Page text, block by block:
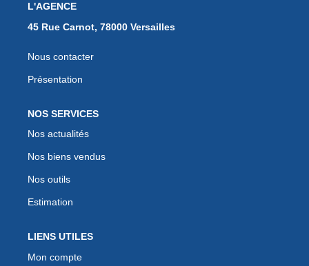
L'AGENCE
45 Rue Carnot, 78000 Versailles
Nous contacter
Présentation
NOS SERVICES
Nos actualités
Nos biens vendus
Nos outils
Estimation
LIENS UTILES
Mon compte